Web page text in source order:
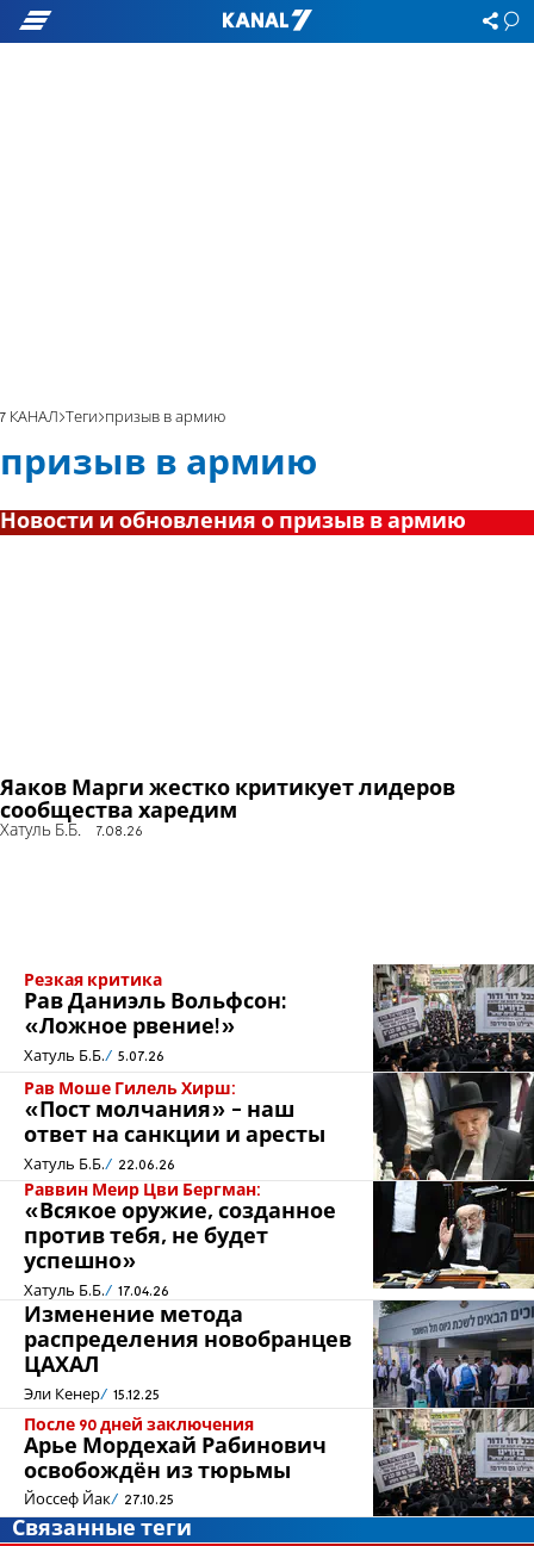
7 КАНАЛ Теги призыв в армию
призыв в армию
Новости и обновления о призыв в армию
Яаков Марги жестко критикует лидеров
сообщества харедим
Хатуль Б.Б. 7.08.26
Резкая критика
Рав Даниэль Вольфсон:
«Ложное рвение!»
Хатуль Б.Б. 5.07.26
Рав Моше Гилель Хирш:
«Пост молчания» - наш
ответ на санкции и аресты
Хатуль Б.Б. 22.06.26
Раввин Меир Цви Бергман:
«Всякое оружие, созданное
против тебя, не будет
успешно»
Хатуль Б.Б. 17.04.26
Изменение метода
распределения новобранцев
ЦАХАЛ
Эли Кенер 15.12.25
После 90 дней заключения
Арье Мордехай Рабинович
освобождён из тюрьмы
Йоссеф Йак 27.10.25
Связанные теги